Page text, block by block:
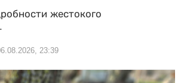
жестокого
23:39